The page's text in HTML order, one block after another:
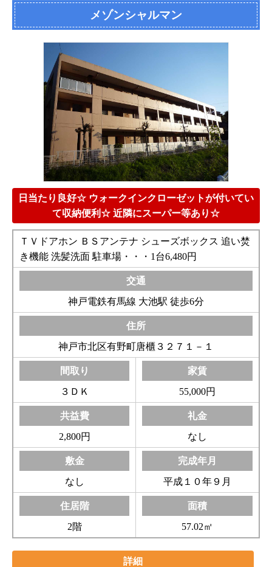
メゾンシャルマン
日当たり良好☆ ウォークインクローゼットが付いてい
て収納便利☆ 近隣にスーパー等あり☆
ＴＶドアホン ＢＳアンテナ シューズボックス 追い焚
き機能 洗髪洗面 駐車場・・・1台6,480円
神戸電鉄有馬線 大池駅 徒歩6分
神戸市北区有野町唐櫃３２７１－１
３ＤＫ 55,000円
2,800円 なし
なし 平成１０年９月
2階 57.02㎡
詳細